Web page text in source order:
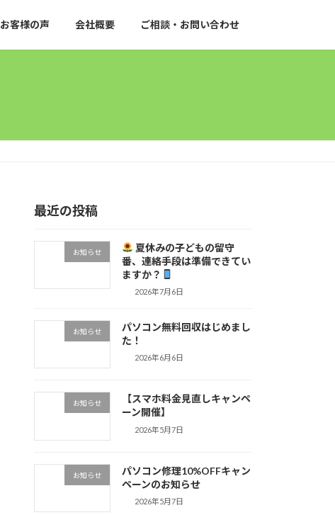
お客様の声 会社概要 ご相談・お問い合わせ
最近の投稿
お知らせ
夏休みの子どもの留守
番、連絡手段は準備できてい
ますか？
2026年7月6日
お知らせ
パソコン無料回収はじめまし
た！
2026年6月6日
お知らせ
【スマホ料金見直しキャンペ
ーン開催】
2026年5月7日
お知らせ
パソコン修理10%OFFキャン
ペーンのお知らせ
2026年5月7日